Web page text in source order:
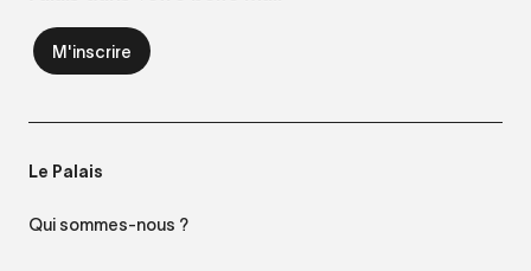
Le Palais
Qui sommes-nous ?